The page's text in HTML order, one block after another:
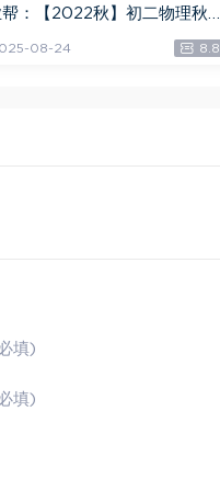
：【2022秋】初二物理秋季
08-24 8.8
填)
填)